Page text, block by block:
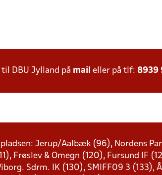
DBU Jylland på mail eller på tlf: 8939
Jerup/Aalbæk (96), Nordens
Frøslev & Omegn (120), Fursund IF
Sdrm. IK (130), SMIFF09 3 (133),